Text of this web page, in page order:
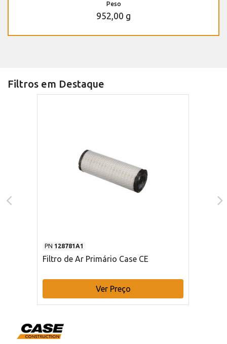
Peso
952,00 g
Filtros em Destaque
PN 128781A1
Filtro de Ar Primário Case CE
Ver Preço